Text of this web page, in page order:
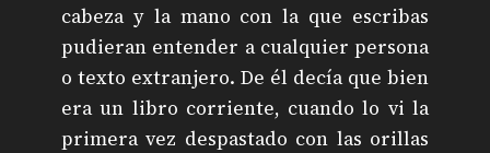
cabeza y la mano con la que escribas
pudieran entender a cualquier persona
o texto extranjero. De él decía que bien
era un libro corriente, cuando lo vi la
primera vez despastado con las orillas